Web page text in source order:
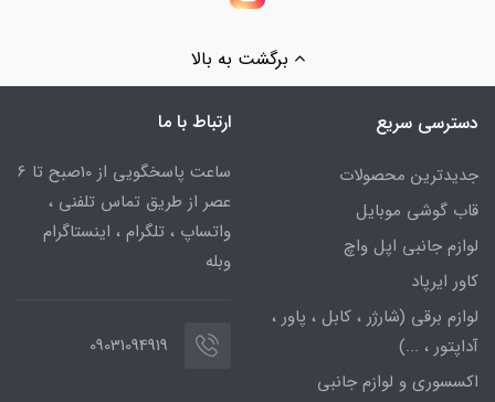
برگشت به بالا
دسترسی سریع
جدیدترین محصولات
قاب گوشی موبایل
لوازم جانبی اپل واچ
کاور ایرپاد
لوازم برقی (شارژر ، کابل ، پاور ،
آداپتور ، ...)
اکسسوری و لوازم جانبی
ارتباط با ما
ساعت پاسخگویی از 10صبح تا 6
عصر از طریق تماس تلفنی ،
واتساپ ، تلگرام ، اینستاگرام
وبله
09031094919